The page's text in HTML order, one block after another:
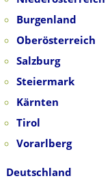
Burgenland
Oberösterreich
Salzburg
Steiermark
Kärnten
Tirol
Vorarlberg
Deutschland